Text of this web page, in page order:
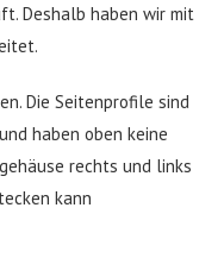
Deshalb haben wir mit
Die Seitenprofile sind
haben oben keine
rechts und links
kann